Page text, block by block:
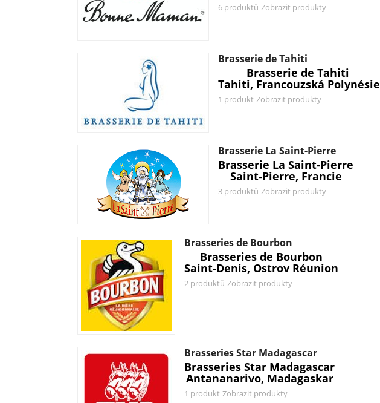
6 produktů Zobrazit produkty
Brasserie de Tahiti
Brasserie de Tahiti
Tahiti, Francouzská Polynésie
1 produkt Zobrazit produkty
Brasserie La Saint-Pierre
Brasserie La Saint-Pierre
Saint-Pierre, Francie
3 produktů Zobrazit produkty
Brasseries de Bourbon
Brasseries de Bourbon
Saint-Denis, Ostrov Réunion
2 produktů Zobrazit produkty
Brasseries Star Madagascar
Brasseries Star Madagascar
Antananarivo, Madagaskar
1 produkt Zobrazit produkty